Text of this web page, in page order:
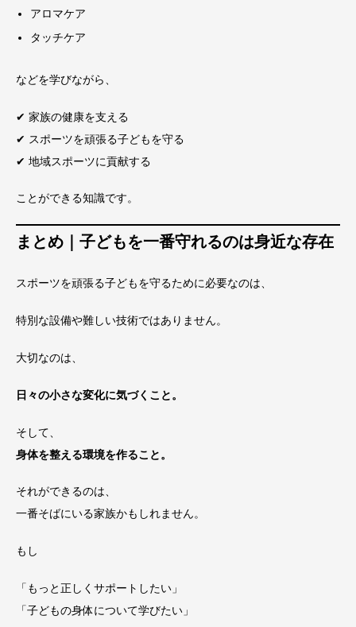
アロマケア
タッチケア
などを学びながら、
✔ 家族の健康を支える
✔ スポーツを頑張る子どもを守る
✔ 地域スポーツに貢献する
ことができる知識です。
まとめ｜子どもを一番守れるのは身近な存在
スポーツを頑張る子どもを守るために必要なのは、
特別な設備や難しい技術ではありません。
大切なのは、
日々の小さな変化に気づくこと。
そして、
身体を整える環境を作ること。
それができるのは、
一番そばにいる家族かもしれません。
もし
「もっと正しくサポートしたい」
「子どもの身体について学びたい」